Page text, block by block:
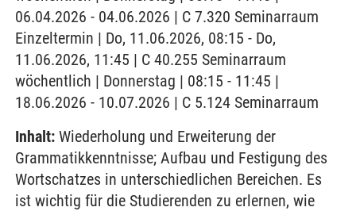
06.04.2026 - 04.06.2026 | C 7.320 Seminarraum
Einzeltermin | Do, 11.06.2026, 08:15 - Do,
11.06.2026, 11:45 | C 40.255 Seminarraum
wöchentlich | Donnerstag | 08:15 - 11:45 |
18.06.2026 - 10.07.2026 | C 5.124 Seminarraum
Inhalt: Wiederholung und Erweiterung der
Grammatikkenntnisse; Aufbau und Festigung des
Wortschatzes in unterschiedlichen Bereichen. Es
ist wichtig für die Studierenden zu erlernen, wie